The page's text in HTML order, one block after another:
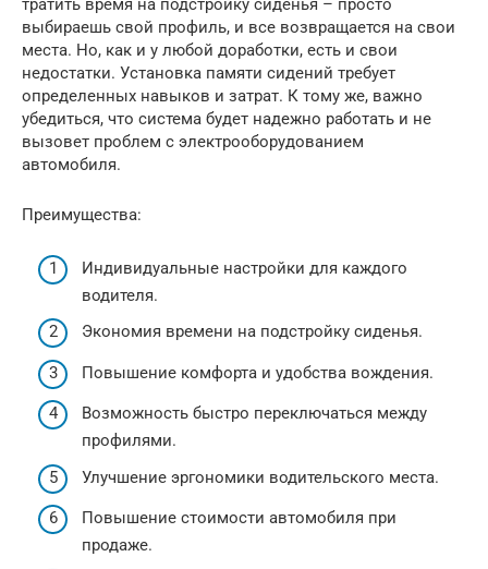
тратить время на подстройку сиденья – просто
выбираешь свой профиль, и все возвращается на свои
места. Но, как и у любой доработки, есть и свои
недостатки. Установка памяти сидений требует
определенных навыков и затрат. К тому же, важно
убедиться, что система будет надежно работать и не
вызовет проблем с электрооборудованием
автомобиля.
Преимущества:
Индивидуальные настройки для каждого
водителя.
Экономия времени на подстройку сиденья.
Повышение комфорта и удобства вождения.
Возможность быстро переключаться между
профилями.
Улучшение эргономики водительского места.
Повышение стоимости автомобиля при
продаже.